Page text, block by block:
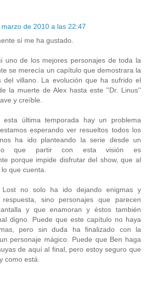
marzo de 2010 a las 22:47
sí me ha gustado.
uno de los mejores personajes de toda la
se merecía un capítulo que demostrara la
del villano. La evolución que ha sufrido el
la muerte de Alex hasta este ''Dr. Linus''
y creíble.
última temporada hay un problema
esperando ver resueltos todos los
ha ido planteando la serie desde un
que partir con esta visión es
porque impide disfrutar del show, que al
que cuenta.
no solo ha ido dejando enigmas y
sino personajes que parecen
y que enamoran y éstos también
digno. Puede que este capítulo no haya
pero sin duda ha finalizado con la
personaje mágico. Puede que Ben haga
de aquí al final, pero estoy seguro que
como está.